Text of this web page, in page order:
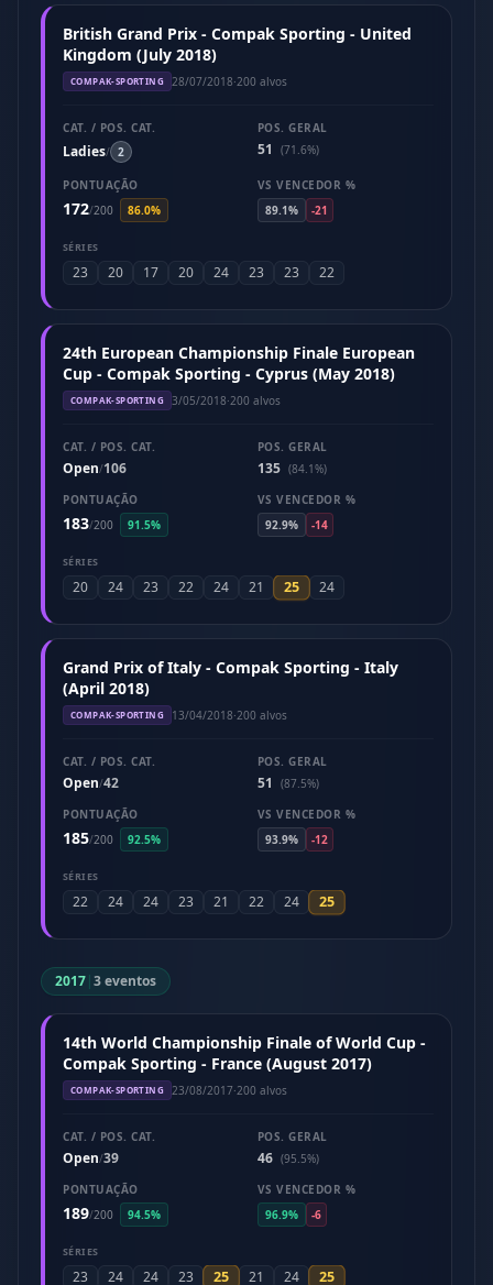
British Grand Prix - Compak Sporting - United
Kingdom (July 2018)
COMPAK-SPORTING 28/07/2018·200 alvos
CAT. / POS. CAT.
Ladies/ 2
POS. GERAL
51 (71.6%)
PONTUAÇÃO
172/200 86.0%
VS VENCEDOR %
89.1%
-21
SÉRIES
23 20 17 20 24 23 23 22
24th European Championship Finale European
Cup - Compak Sporting - Cyprus (May 2018)
COMPAK-SPORTING 3/05/2018·200 alvos
CAT. / POS. CAT.
Open/106
POS. GERAL
135 (84.1%)
PONTUAÇÃO
183/200 91.5%
VS VENCEDOR %
92.9%
-14
SÉRIES
20 24 23 22 24 21 25 24
Grand Prix of Italy - Compak Sporting - Italy
(April 2018)
COMPAK-SPORTING 13/04/2018·200 alvos
CAT. / POS. CAT.
Open/42
POS. GERAL
51
(87.5%)
PONTUAÇÃO
185/200 92.5%
VS VENCEDOR %
93.9%
-12
SÉRIES
22 24 24 23 21 22 24 25
2017|3 eventos
14th World Championship Finale of World Cup -
Compak Sporting - France (August 2017)
COMPAK-SPORTING 23/08/2017·200 alvos
CAT. / POS. CAT.
Open/39
POS. GERAL
46 (95.5%)
PONTUAÇÃO
189/200 94.5%
VS VENCEDOR %
96.9%
-6
SÉRIES
23 24 24 23 25 21 24 25